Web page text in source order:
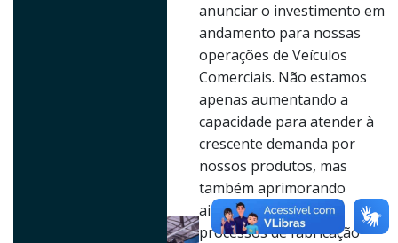
anunciar o investimento em
andamento para nossas
operações de Veículos
Comerciais. Não estamos
apenas aumentando a
capacidade para atender à
crescente demanda por
nossos produtos, mas
também aprimorando
ainda mais nossos
processos de fabricação